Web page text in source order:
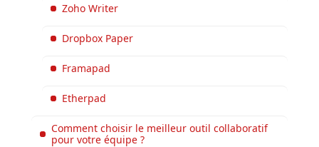
Zoho Writer
Dropbox Paper
Framapad
Etherpad
Comment choisir le meilleur outil collaboratif
pour votre équipe ?